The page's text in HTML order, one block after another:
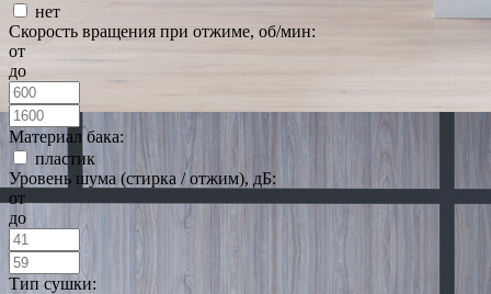
нет
Скорость вращения при отжиме, об/мин:
от
до
Материал бака:
пластик
Уровень шума (стирка / отжим), дБ:
от
до
Тип сушки: